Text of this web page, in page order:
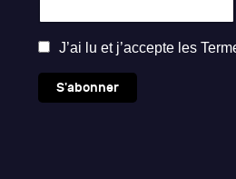
J’ai lu et j’accepte les
S'abonner